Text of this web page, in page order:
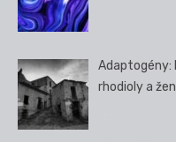
Adaptogény:
rhodioly a